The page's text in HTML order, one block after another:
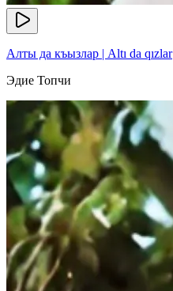
Алты да къызлар | Altı da qızlar
Эдие Топчи